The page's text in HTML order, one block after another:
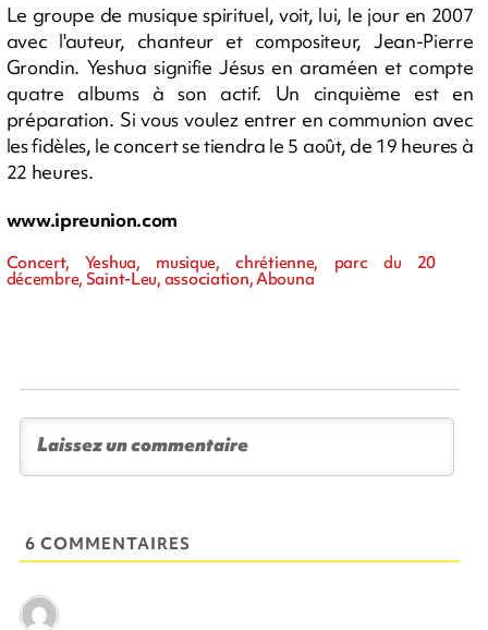
Le groupe de musique spirituel, voit, lui, le jour en 2007
avec l'auteur, chanteur et compositeur, Jean-Pierre
Grondin. Yeshua signifie Jésus en araméen et compte
quatre albums à son actif. Un cinquième est en
préparation. Si vous voulez entrer en communion avec
les fidèles, le concert se tiendra le 5 août, de 19 heures à
22 heures.
www.ipreunion.com
Concert, Yeshua, musique, chrétienne, parc du 20
décembre, Saint-Leu, association, Abouna
6 COMMENTAIRES